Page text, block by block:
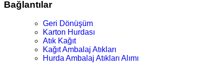
Bağlantılar
Geri Dönüşüm
Karton Hurdası
Atık Kağıt
Kağıt Ambalaj Atıkları
Hurda Ambalaj Atıkları Alımı